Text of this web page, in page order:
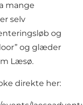
mange
selv
og
og glæder
Læsø.
direkte her: